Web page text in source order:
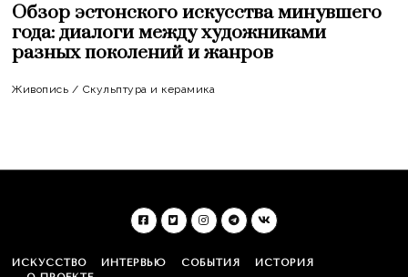
Обзор эстонского искусства минувшего
года: диалоги между художниками
разных поколений и жанров
Живопись / Скульптура и керамика
ИСКУССТВО ИНТЕРВЬЮ СОБЫТИЯ
ИСТОРИЯ